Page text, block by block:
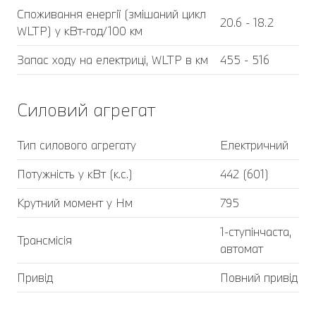
Споживання енергії (змішаний цикл
WLTP) у кВт-год/100 км
20.6 - 18.2
Запас ходу на електриці, WLTP в км 455 - 516
Силовий агрегат
Тип силового агрегату
Електричний
Потужність у кВт (к.с.)
442 (601)
Крутний момент у Нм
795
Трансмісія
1-ступінчаста,
автомат
Привід
Повний привід